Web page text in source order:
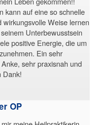
kann auf eine so schnelle
wirkungsvolle Weise lernen
Unterbewusstsein
positive Energie, die um
Ein sehr
sehr praxisnah und
Dank!
OP